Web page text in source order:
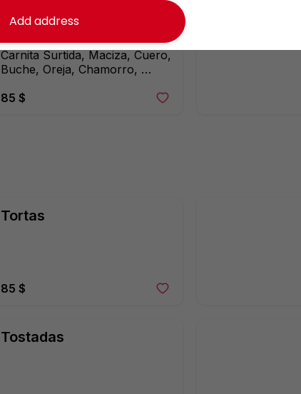
Tortas
Carnita Surtida, Maciza, Cuero,
Buche, Oreja, Chamorro,
85 $
Tortas
85 $
Tostadas
Add address